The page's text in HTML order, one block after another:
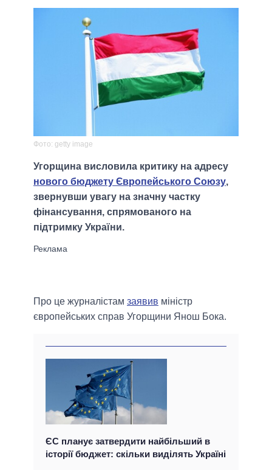
Фото: getty image
Угорщина висловила критику на адресу
нового бюджету Європейського Союзу,
звернувши увагу на значну частку
фінансування, спрямованого на
підтримку України.
Про це журналістам заявив міністр
європейських справ Угорщини Янош Бока.
ЄС планує затвердити найбільший в
історії бюджет: скільки виділять Україні